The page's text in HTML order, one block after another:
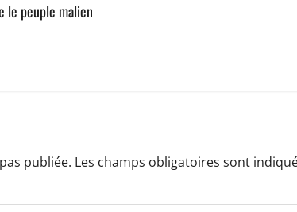
le peuple malien
publiée. Les champs obligatoires sont